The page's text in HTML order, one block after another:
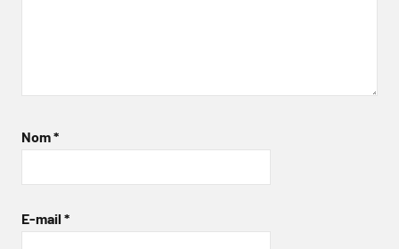
Nom*
E-mail *